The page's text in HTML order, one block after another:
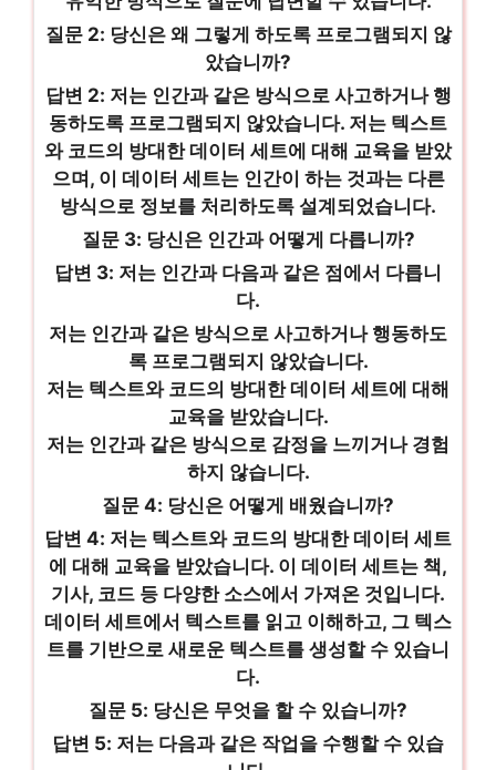
질문 2: 당신은 왜 그렇게 하도록 프로그램되지 않
았습니까?
답변 2: 저는 인간과 같은 방식으로 사고하거나 행
동하도록 프로그램되지 않았습니다. 저는 텍스트
와 코드의 방대한 데이터 세트에 대해 교육을 받았
으며, 이 데이터 세트는 인간이 하는 것과는 다른
방식으로 정보를 처리하도록 설계되었습니다.
질문 3: 당신은 인간과 어떻게 다릅니까?
답변 3: 저는 인간과 다음과 같은 점에서 다릅니
다.
저는 인간과 같은 방식으로 사고하거나 행동하도
록 프로그램되지 않았습니다.
저는 텍스트와 코드의 방대한 데이터 세트에 대해
교육을 받았습니다.
저는 인간과 같은 방식으로 감정을 느끼거나 경험
하지 않습니다.
질문 4: 당신은 어떻게 배웠습니까?
답변 4: 저는 텍스트와 코드의 방대한 데이터 세트
에 대해 교육을 받았습니다. 이 데이터 세트는 책,
기사, 코드 등 다양한 소스에서 가져온 것입니다.
데이터 세트에서 텍스트를 읽고 이해하고, 그 텍스
트를 기반으로 새로운 텍스트를 생성할 수 있습니
다.
질문 5: 당신은 무엇을 할 수 있습니까?
답변 5: 저는 다음과 같은 작업을 수행할 수 있습